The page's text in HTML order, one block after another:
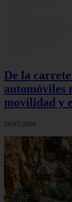
De la
automóviles
movilidad y
24/07/2026